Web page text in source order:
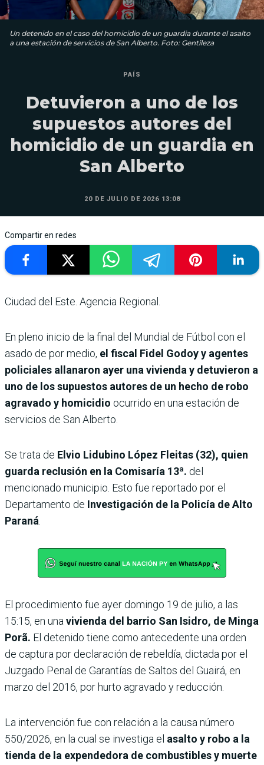
Un detenido en el caso del homicidio de un guardia durante el asalto
a una estación de servicios de San Alberto. Foto: Gentileza
PAÍS
Detuvieron a uno de los
supuestos autores del
homicidio de un guardia en
San Alberto
20 DE JULIO DE 2026 13:08
Compartir en redes
Ciudad del Este. Agencia Regional.
En pleno inicio de la final del Mundial de Fútbol con el
asado de por medio, el fiscal Fidel Godoy y agentes
policiales allanaron ayer una vivienda y detuvieron a
uno de los supuestos autores de un hecho de robo
agravado y homicidio ocurrido en una estación de
servicios de San Alberto.
Se trata de Elvio Lidubino López Fleitas (32), quien
guarda reclusión en la Comisaría 13ª. del
mencionado municipio. Esto fue reportado por el
Departamento de Investigación de la Policía de Alto
Paraná.
El procedimiento fue ayer domingo 19 de julio, a las
15:15, en unavivienda del barrio San Isidro, de Minga
Porã. El detenido tiene como antecedente una orden
de captura por declaración de rebeldía, dictada por el
Juzgado Penal de Garantías de Saltos del Guairá, en
marzo del 2016, por hurto agravado y reducción.
La intervención fue con relación a la causa número
550/2026, en la cual se investiga el asalto y robo a la
tienda de la expendedora de combustibles y muerte